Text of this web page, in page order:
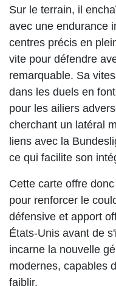
Sur le terrain, il
avec une endurance
centres précis en
vite pour défendre
remarquable. Sa
dans les duels en
pour les ailiers
cherchant un latéral
liens avec la
ce qui facilite son
Cette carte offre
pour renforcer le
défensive et apport
États-Unis avant de
incarne la nouvelle
modernes, capables
faiblir.